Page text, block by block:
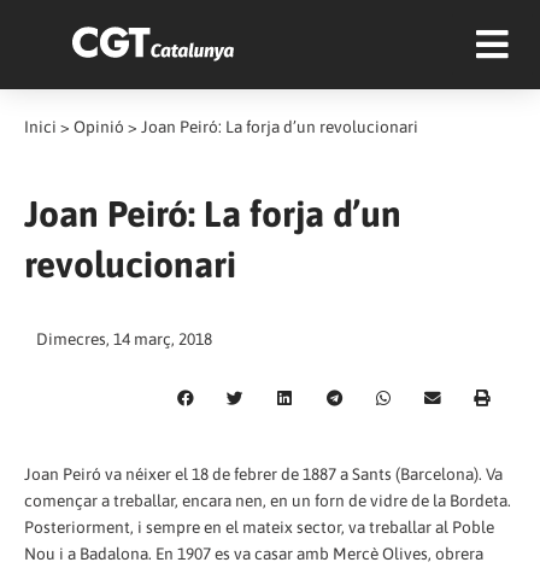
Inici > Opinió > Joan Peiró: La forja d’un revolucionari
Joan Peiró: La forja d’un
revolucionari
Dimecres, 14 març, 2018
Joan Peiró va néixer el 18 de febrer de 1887 a Sants (Barcelona). Va
començar a treballar, encara nen, en un forn de vidre de la Bordeta.
Posteriorment, i sempre en el mateix sector, va treballar al Poble
Nou i a Badalona. En 1907 es va casar amb Mercè Olives, obrera